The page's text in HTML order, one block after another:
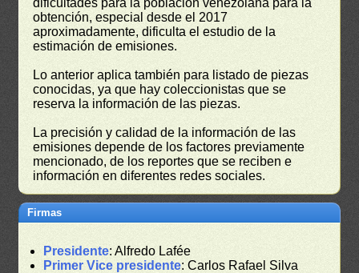
obtención, especial desde el 2017
aproximadamente, dificulta el estudio de la
estimación de emisiones.
Lo anterior aplica también para listado de piezas
conocidas, ya que hay coleccionistas que se
reserva la información de las piezas.
La precisión y calidad de la información de las
emisiones depende de los factores previamente
mencionado, de los reportes que se reciben e
información en diferentes redes sociales.
Firmas
Presidente: Alfredo Lafée
Primer Vice presidente: Carlos Rafael Silva